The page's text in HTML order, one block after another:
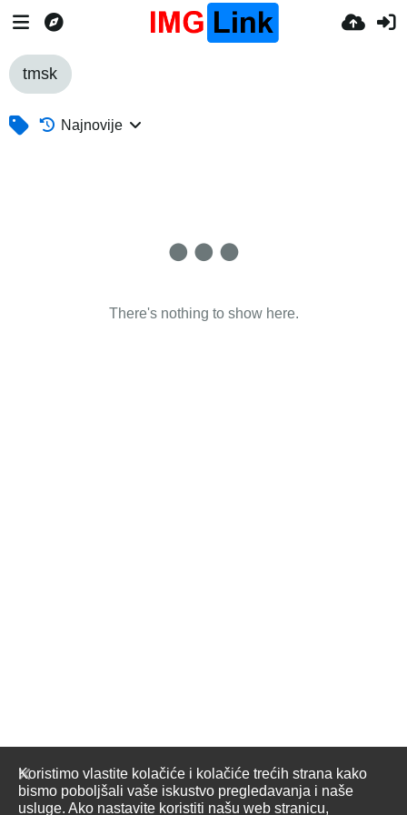
tmsk
Najnovije
There's nothing to show here.
Koristimo vlastite kolačiće i kolačiće trećih strana kako
bismo poboljšali vaše iskustvo pregledavanja i naše
usluge. Ako nastavite koristiti našu web stranicu,